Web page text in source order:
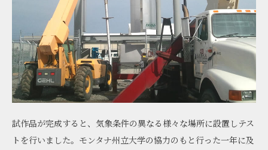
試作品が完成すると、気象条件の異なる様々な場所に設置しテス
トを行いました。モンタナ州立大学の協力のもと行った一年に及